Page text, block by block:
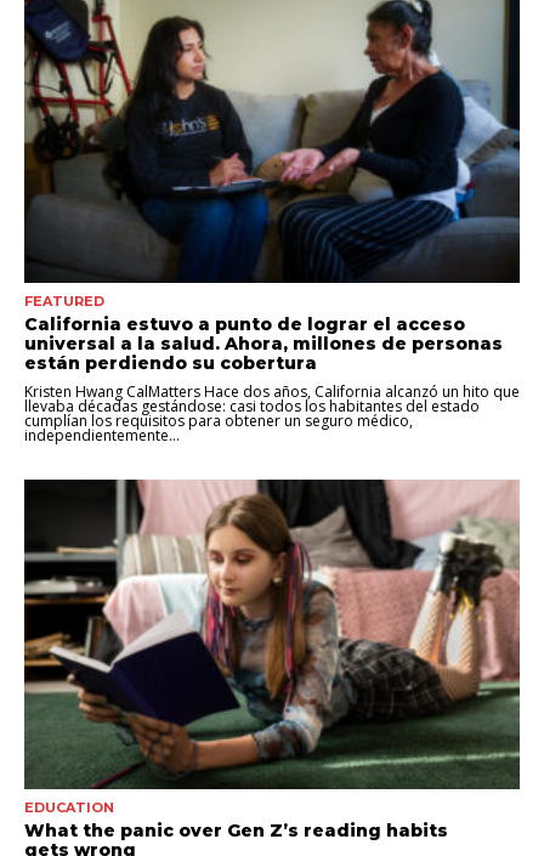
FEATURED
California estuvo a punto de lograr el acceso
universal a la salud. Ahora, millones de personas
están perdiendo su cobertura
Kristen Hwang CalMatters Hace dos años, California alcanzó un hito que
llevaba décadas gestándose: casi todos los habitantes del estado
cumplían los requisitos para obtener un seguro médico,
independientemente...
EDUCATION
What the panic over Gen Z’s reading habits
gets wrong